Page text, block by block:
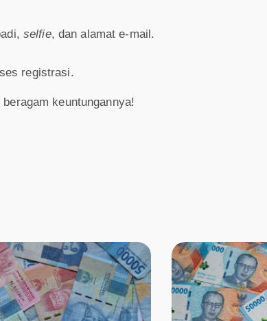
selfie, dan alamat e-mail.
registrasi.
keuntungannya!